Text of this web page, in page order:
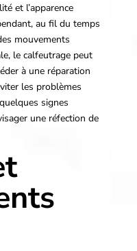
et l’apparence
au fil du temps
mouvements
le calfeutrage peut
à une réparation
les problèmes
signes
une réfection de